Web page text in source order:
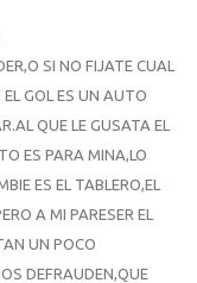
SI NO FIJATE CUAL
EL GOL ES UN AUTO
QUE LE GUSATA EL
ES PARA MINA,LO
ES EL TABLERO,EL
A MI PARESER EL
UN POCO
DEFRAUDEN,QUE